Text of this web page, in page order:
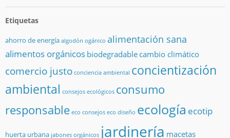
Etiquetas
ahorro de energía algodón ogánico alimentación sana
alimentos orgánicos biodegradable cambio climático
comercio justo conciencia ambiental concientización
ambiental consejos ecológicos consumo
responsable eco consejos eco diseño ecología ecotip
huerta urbana jabones orgánicos jardinería macetas